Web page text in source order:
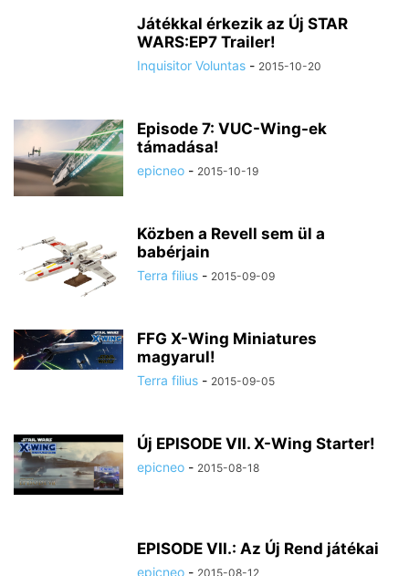
Játékkal érkezik az Új STAR
WARS:EP7 Trailer!
Inquisitor Voluntas - 2015-10-20
Episode 7: VUC-Wing-ek
támadása!
epicneo - 2015-10-19
Közben a Revell sem ül a
babérjain
Terra filius - 2015-09-09
FFG X-Wing Miniatures
magyarul!
Terra filius - 2015-09-05
Új EPISODE VII. X-Wing Starter!
epicneo - 2015-08-18
EPISODE VII.: Az Új Rend játékai
epicneo - 2015-08-12